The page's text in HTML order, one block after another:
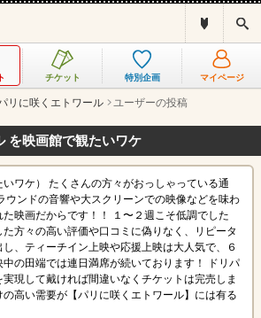
ス
チケット 特別企画 マイページ
リに咲くエトワール ユーザーの投稿
を映画館で観たいワケ
いワケ） たくさんの方々がおっしゃっている通
ウンドの音響や大スクリーンでの映像などを味わ
た映画だからです！！ １〜２週こそ低調でした
方々の高い評価や口コミに偽りなく、リピータ
し、ティーチイン上映や応援上映は大人気で、６
中の田端では連日満席が続いております！ ドリパ
実現して戴ければ間違いなくチケットは完売しま
高い需要が【パリに咲くエトワール】には有る